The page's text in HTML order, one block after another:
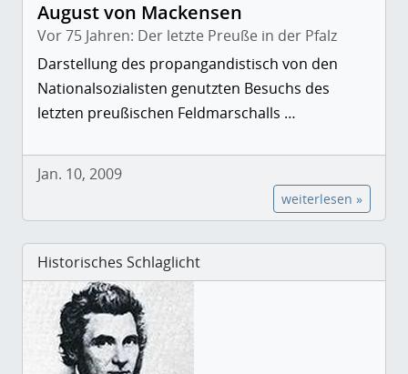
August von Mackensen
Vor 75 Jahren: Der letzte Preuße in der Pfalz
Darstellung des propangandistisch von den
Nationalsozialisten genutzten Besuchs des
letzten preußischen Feldmarschalls …
Jan. 10, 2009
weiterlesen »
Historisches Schlaglicht